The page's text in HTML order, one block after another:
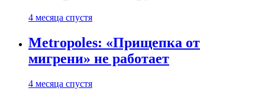
4 месяца спустя
Metropoles: «Прищепка от
мигрени» не работает
4 месяца спустя